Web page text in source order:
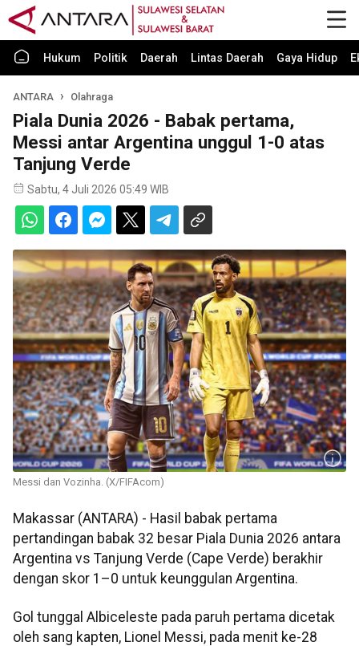
Hukum Politik Daerah Lintas Daerah Gaya Hidup
ANTARA Olahraga
Piala Dunia 2026 - Babak pertama,
Messi antar Argentina unggul 1-0 atas
Tanjung Verde
Sabtu, 4 Juli 2026 05:49 WIB
Messi dan Vozinha. (X/FIFAcom)
Makassar (ANTARA) - Hasil babak pertama
pertandingan babak 32 besar Piala Dunia 2026 antara
Argentina vs Tanjung Verde (Cape Verde) berakhir
dengan skor 1–0 untuk keunggulan Argentina.
Gol tunggal Albiceleste pada paruh pertama dicetak
oleh sang kapten, Lionel Messi, pada menit ke-28